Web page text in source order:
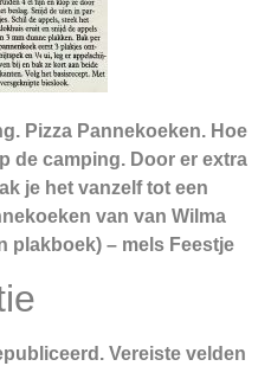
Pizza Pannekoeken. Hoe
de camping. Door er extra
je het vanzelf tot een
van van Wilma
plakboek) – mels Feestje
Vereiste velden